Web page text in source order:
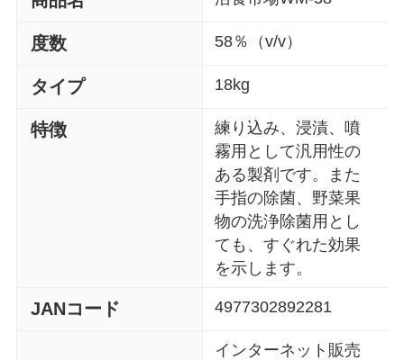
度数 58％（v/v）
タイプ 18kg
特徴
練り込み、浸漬、噴
霧用として汎用性の
ある製剤です。また
手指の除菌、野菜果
物の洗浄除菌用とし
ても、すぐれた効果
を示します。
JANコード 4977302892281
インターネット販売